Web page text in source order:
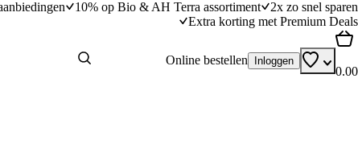
10% op Bio & AH Terra assortiment
2x zo snel sparen
Extra korting met Premium Deals
Online bestellen Inloggen
0.00